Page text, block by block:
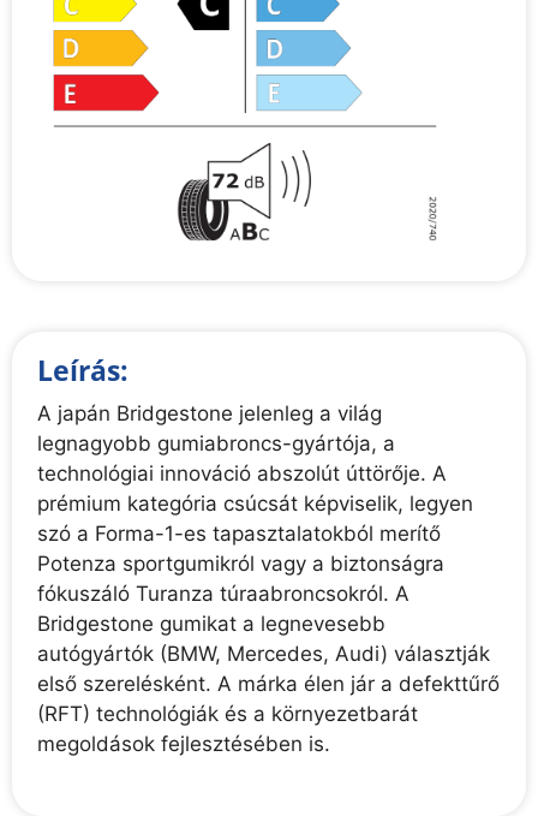
Leírás:
A japán Bridgestone jelenleg a világ
legnagyobb gumiabroncs-gyártója, a
technológiai innováció abszolút úttörője. A
prémium kategória csúcsát képviselik, legyen
szó a Forma-1-es tapasztalatokból merítő
Potenza sportgumikról vagy a biztonságra
fókuszáló Turanza túraabroncsokról. A
Bridgestone gumikat a legnevesebb
autógyártók (BMW, Mercedes, Audi) választják
első szerelésként. A márka élen jár a defekttűrő
(RFT) technológiák és a környezetbarát
megoldások fejlesztésében is.